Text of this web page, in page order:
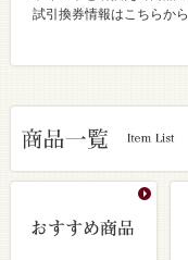
試引換券情報はこちらから